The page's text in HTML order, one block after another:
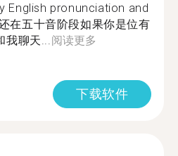
English pronunciation and
在五十音阶段如果你是位有
聊天... 阅读更多
下载软件